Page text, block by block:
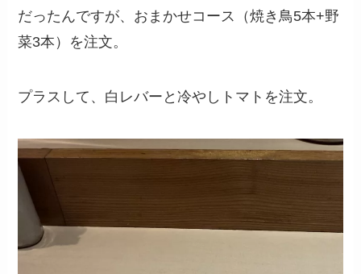
だったんですが、おまかせコース（焼き鳥5本+野
菜3本）を注文。
プラスして、白レバーと冷やしトマトを注文。